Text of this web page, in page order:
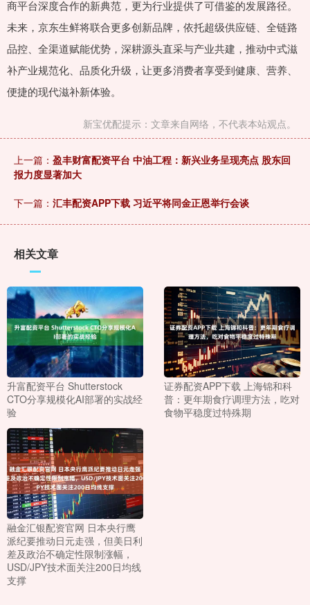
商平台深度合作的新典范，更为行业提供了可借鉴的发展路径。
未来，京东生鲜将联合更多创新品牌，依托超级供应链、全链路
品控、全渠道赋能优势，深耕源头直采与产业共建，推动中式滋
补产业规范化、品质化升级，让更多消费者享受到健康、营养、
便捷的现代滋补新体验。
新宝优配提示：文章来自网络，不代表本站观点。
上一篇： 盈丰财富配资平台 中油工程：新兴业务呈现亮点 股东回
报力度显著加大
下一篇： 汇丰配资APP下载 习近平将同金正恩举行会谈
相关文章
升富配资平台 Shutterstock
CTO分享规模化AI部署的实战经
验
证券配资APP下载 上海锦和科
普：更年期食疗调理方法，吃对
食物平稳度过特殊期
融金汇银配资官网 日本央行鹰
派纪要推动日元走强，但美日利
差及政治不确定性限制涨幅，
USD/JPY技术面关注200日均线
支撑